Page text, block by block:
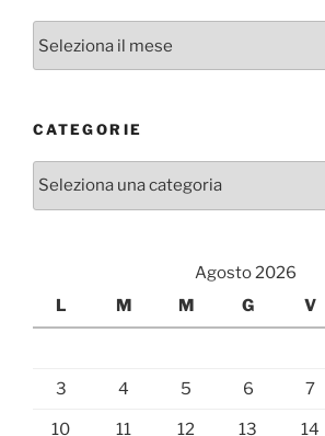
CATEGORIE
Categorie
Agosto 2026
L
M M G V
3 4 5 6 7
10 11 12 13 14